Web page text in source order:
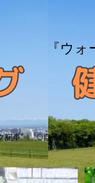
『ウ
記事” 🌕自己紹介&ﾌﾟﾛ